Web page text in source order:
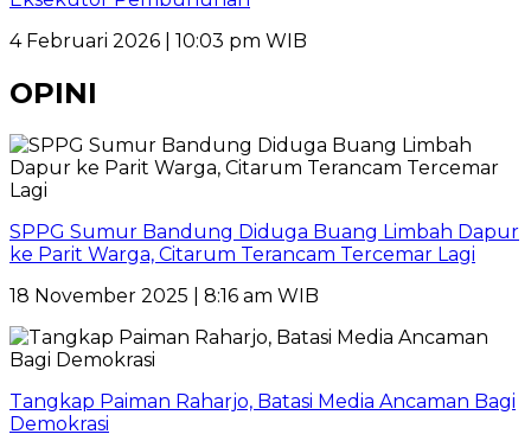
4 Februari 2026 | 10:03 pm WIB
OPINI
SPPG Sumur Bandung Diduga Buang Limbah Dapur
ke Parit Warga, Citarum Terancam Tercemar Lagi
18 November 2025 | 8:16 am WIB
Tangkap Paiman Raharjo, Batasi Media Ancaman Bagi
Demokrasi